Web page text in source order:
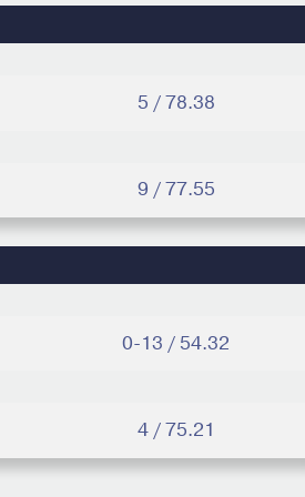
5 / 78.38
9 / 77.55
0-13 / 54.32
4 / 75.21